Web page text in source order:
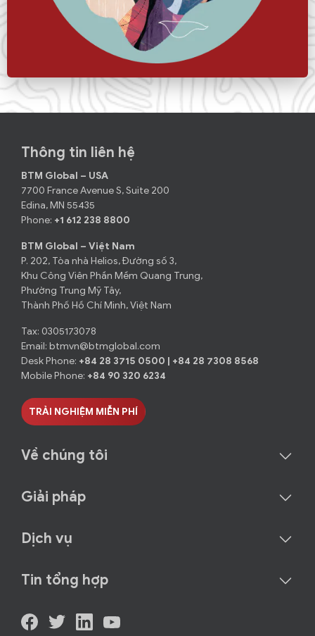
Thông tin liên hệ
BTM Global – USA
7700 France Avenue S, Suite 200
Edina, MN 55435
Phone: +1 612 238 8800
BTM Global – Việt Nam
P. 202, Tòa nhà Helios, Đường số 3,
Khu Công Viên Phần Mềm Quang Trung,
Phường Trung Mỹ Tây,
Thành Phố Hồ Chí Minh, Việt Nam
Tax: 0305173078
Email: btmvn@btmglobal.com
Desk Phone: +84 28 3715 0500 | +84 28 7308 8568
Mobile Phone: +84 90 320 6234
TRẢI NGHIỆM MIỄN PHÍ
Về chúng tôi
Giải pháp
Dịch vụ
Tin tổng hợp